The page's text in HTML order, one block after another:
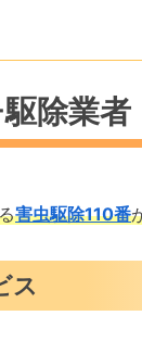
除業者
害虫駆除110番
ス